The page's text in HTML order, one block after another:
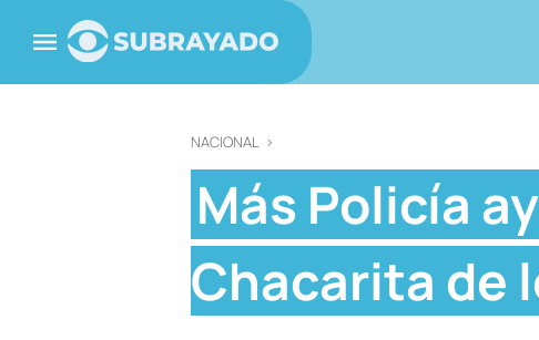
NACIONAL >
Más Policía
Chacarita de